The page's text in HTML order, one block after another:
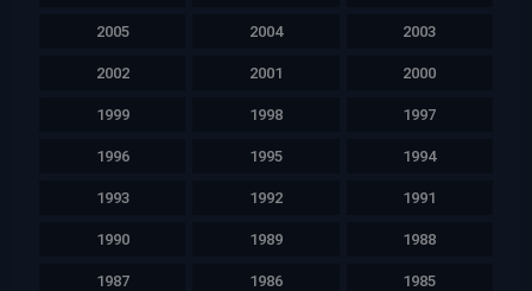
2005 2004 2003
2002 2001 2000
1999 1998 1997
1996 1995 1994
1993 1992 1991
1990 1989 1988
1987 1986 1985